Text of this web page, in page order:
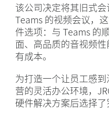
该公司决定将其旧式
Teams 的视频会议，
件选项：与 Teams 的
面、高品质的音视频
有成本。
为打造一个让员工感
营的灵活办公环境，
硬件解决方案后选择了